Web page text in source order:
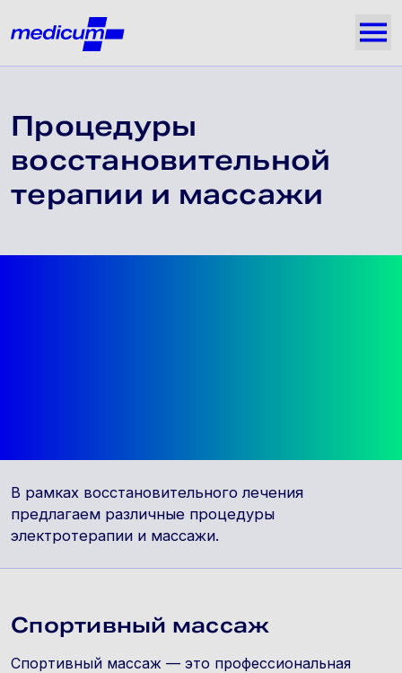
Medicum
Процедуры
восстановительной
терапии и массажи
В рамках восстановительного лечения
предлагаем различные процедуры
электротерапии и массажи.
Спортивный массаж
Спортивный массаж — это профессиональная